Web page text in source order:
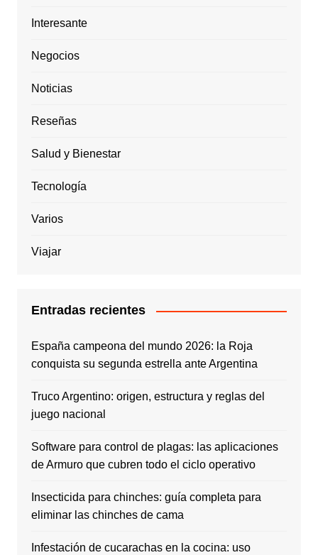
Interesante
Negocios
Noticias
Reseñas
Salud y Bienestar
Tecnología
Varios
Viajar
Entradas recientes
España campeona del mundo 2026: la Roja
conquista su segunda estrella ante Argentina
Truco Argentino: origen, estructura y reglas del
juego nacional
Software para control de plagas: las aplicaciones
de Armuro que cubren todo el ciclo operativo
Insecticida para chinches: guía completa para
eliminar las chinches de cama
Infestación de cucarachas en la cocina: uso